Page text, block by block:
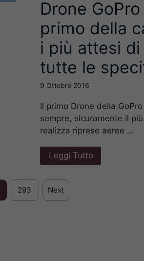
Drone
primo della
i più attesi
tutte le
9 Ottobre 2016
Il primo Drone della
sempre, sicuramente il
realizza riprese aeree ...
Leggi Tutto
293 Next